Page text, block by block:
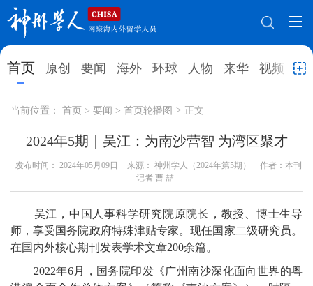
首页 原创 要闻 海外 环球 人物 来华 视频 教
网站地图
首页 原创 要闻
环球 人物 来华 视频
教育 就业创业 合作办学 直播访谈
综合 深度 专题 实用信息
招聘信息 更多数据
当前位置： 首页 > 要闻 > 首页轮播图 > 正文
2024年5期｜吴江：为南沙营智 为湾区聚才
发布时间： 2024年05月09日 来源： 神州学人（2024年第5期）
作者：本刊
记者 曹 喆
吴江，中国人事科学研究院原院长，教授、博士生导
师，享受国务院政府特殊津贴专家。现任国家二级研究员。
在国内外核心期刊发表学术文章200余篇。
2022年6月，国务院印发《广州南沙深化面向世界的粤